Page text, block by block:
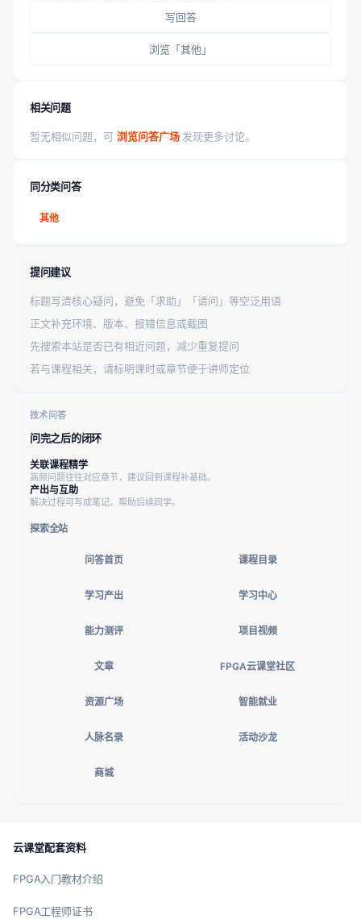
写回答
浏览「其他」
相关问题
暂无相似问题，可 浏览问答广场 发现更多讨论。
同分类问答
其他
提问建议
标题写清核心疑问，避免「求助」「请问」等空泛用语
正文补充环境、版本、报错信息或截图
先搜索本站是否已有相近问题，减少重复提问
若与课程相关，请标明课时或章节便于讲师定位
技术问答
问完之后的闭环
关联课程精学
高频问题往往对应章节，建议回到课程补基础。
产出与互助
解决过程可写成笔记，帮助后续同学。
探索全站
问答首页 课程目录
学习产出 学习中心
能力测评 项目视频
文章 FPGA云课堂社区
资源广场 智能就业
人脉名录 活动沙龙
商城
云课堂配套资料
FPGA入门教材介绍
FPGA工程师证书